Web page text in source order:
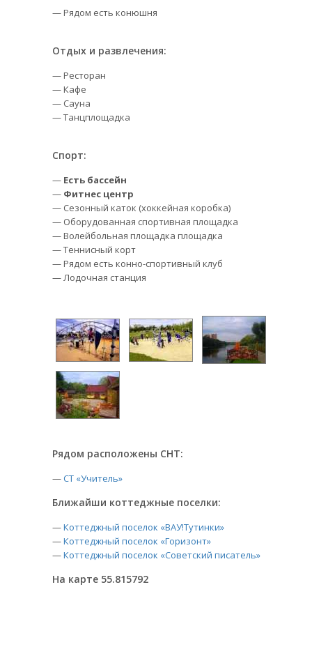
— Рядом есть конюшня
Отдых и развлечения:
— Ресторан
— Кафе
— Сауна
— Танцплощадка
Спорт:
— Есть бассейн
— Фитнес центр
— Сезонный каток (хоккейная коробка)
— Оборудованная спортивная площадка
— Волейбольная площадка площадка
— Теннисный корт
— Рядом есть конно-спортивный клуб
— Лодочная станция
Рядом расположены СНТ:
—СТ «Учитель»
Ближайши коттеджные поселки:
—Коттеджный поселок «ВАУ!Тутинки»
—Коттеджный поселок «Горизонт»
—Коттеджный поселок «Советский писатель»
На карте 55.815792